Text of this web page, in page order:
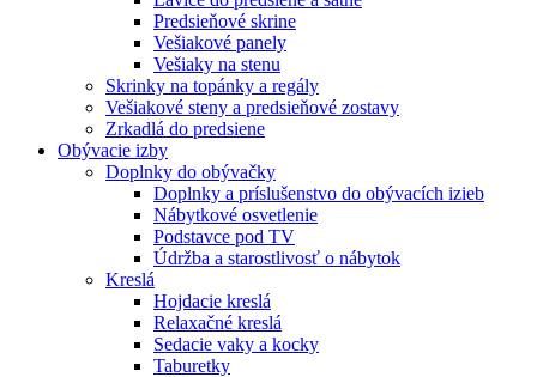
Predsieňové skrine
Vešiakové panely
Vešiaky na stenu
Skrinky na topánky a regály
Vešiakové steny a predsieňové zostavy
Zrkadlá do predsiene
Obývacie izby
Doplnky do obývačky
Doplnky a príslušenstvo do obývacích izieb
Nábytkové osvetlenie
Podstavce pod TV
Údržba a starostlivosť o nábytok
Kreslá
Hojdacie kreslá
Relaxačné kreslá
Sedacie vaky a kocky
Taburetky